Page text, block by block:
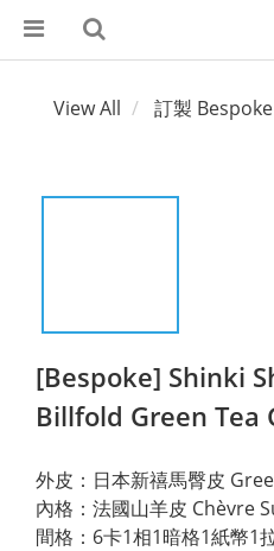
View All 訂製 Bespoke
[Bespoke] Shinki
Billfold Green Tea
外皮：日本新禧馬臀皮
內格：法國山羊皮 Chèvre
間格：6卡1相1暗格1紙幣1